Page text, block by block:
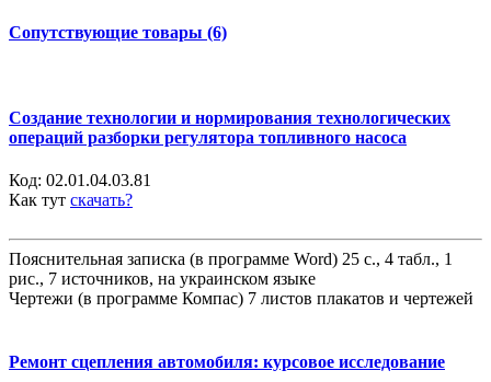
Сопутствующие товары (6)
Создание технологии и нормирования технологических
операций разборки регулятора топливного насоса
Код: 02.01.04.03.81
Как тут скачать?
Пояснительная записка (в программе Word) 25 с., 4 табл., 1
рис., 7 источников, на украинском языке
Чертежи (в программе Компас) 7 листов плакатов и чертежей
Ремонт сцепления автомобиля: курсовое исследование